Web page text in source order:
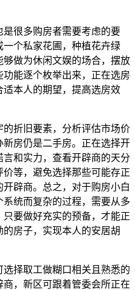
很多购房者需要考虑的要
个私家花圃，种植花卉绿
做为休闲文娱的场合，摆放
能逐个枚举出来，正在选房
本人的期望，提高选房效
折旧要素，分析评估市场价
房仍是二手房。正在选择开
和实力，查看开辟商的天分
等，避免选择那些可能存正
辟商。总之，对于购房小白
统而复杂的过程，需要从多
要做好充实的预备，才能正
房子，实现本人的安居胡
择取工做糊口相关且熟悉的
，新区可跟着管委会所正在